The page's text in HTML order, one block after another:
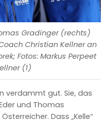
Gradinger (rechts)
Christian Kellner an
Fotos: Markus Perpeet
(1)
verdammt gut. Sie, das
und Thomas
Dass „Kelle“